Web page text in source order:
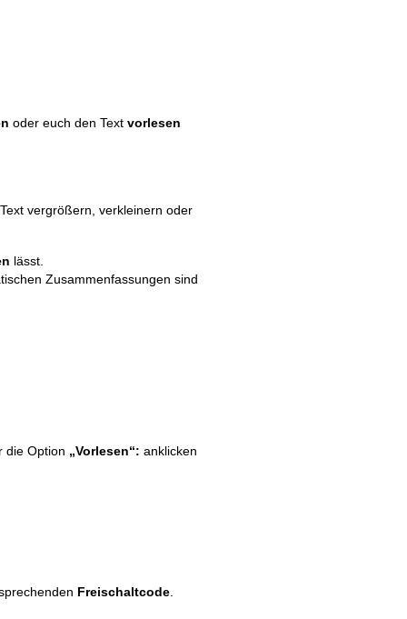
oder euch den Text vorlesen
vergrößern, verkleinern oder
lässt.
Zusammenfassungen sind
die Option „Vorlesen“: anklicken
Freischaltcode.